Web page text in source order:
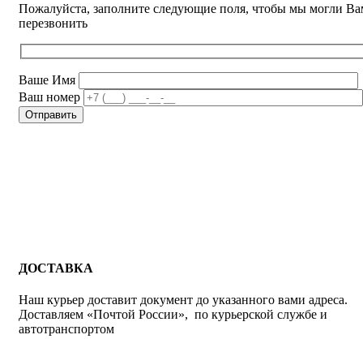
Пожалуйста, заполните следующие поля, чтобы мы могли
перезвонить
Ваше Имя
Ваш номер
ДОСТАВКА
Наш курьер доставит документ до указанного вами адреса.
Доставляем «Почтой России», по курьерской службе и
автотранспортом